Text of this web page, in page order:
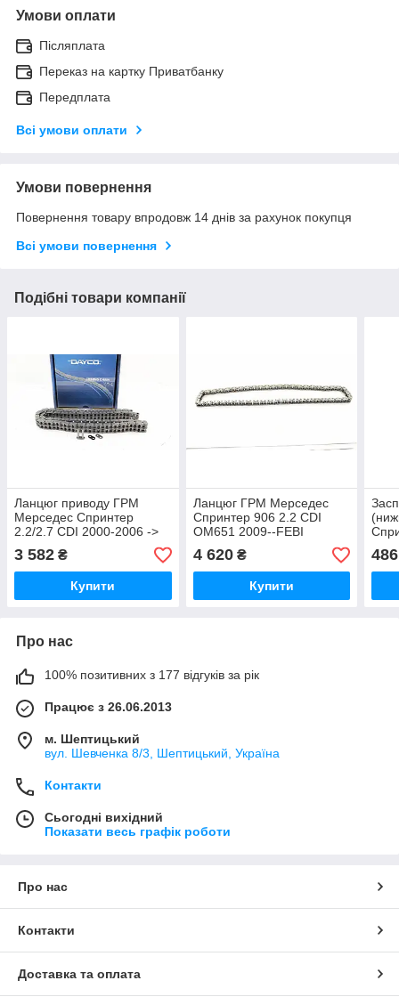
Умови оплати
Післяплата
Переказ на картку Приватбанку
Передплата
Всі умови оплати
Умови повернення
Повернення товару впродовж 14 днів за рахунок покупця
Всі умови повернення
Подібні товари компанії
Ланцюг приводу ГРМ
Мерседес Спринтер
2.2/2.7 CDI 2000-2006 ->
DAYCO (США) - TCH1052
3 582 ₴
Купити
Ланцюг ГРМ Мерседес
Спринтер 906 2.2 CDI
OM651 2009--FEBI
BILSTEIN(Німеччина)
33901
4 620₴
Купити
486
Про нас
100% позитивних з 177 відгуків за рік
Працює з 26.06.2013
м. Шептицький
вул. Шевченка 8/3, Шептицький, Україна
Контакти
Сьогодні вихідний
Показати весь графік роботи
Про нас
Контакти
Доставка та оплата